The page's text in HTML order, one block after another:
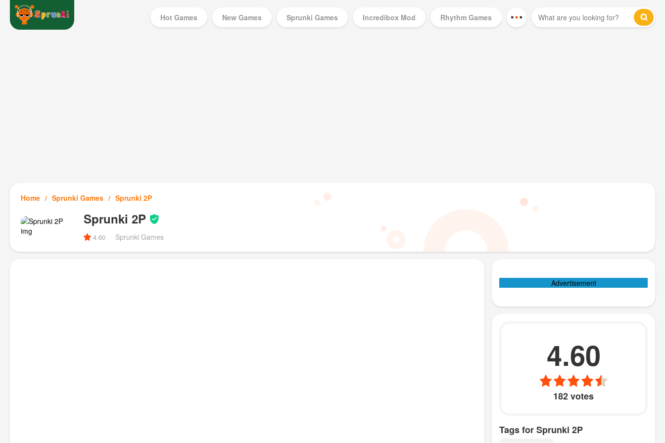
Hot Games New Games Sprunki Games Incredibox Mod Rhythm Games
Home Sprunki Games Sprunki 2P
Sprunki 2P
4.60 Sprunki Games
Advertisement
4.60
182 votes
Tags for Sprunki 2P